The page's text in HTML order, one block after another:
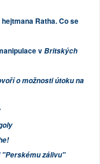
Ratha. Co se
vBritských
o možnosti útoku na
"Perskému zálivu"